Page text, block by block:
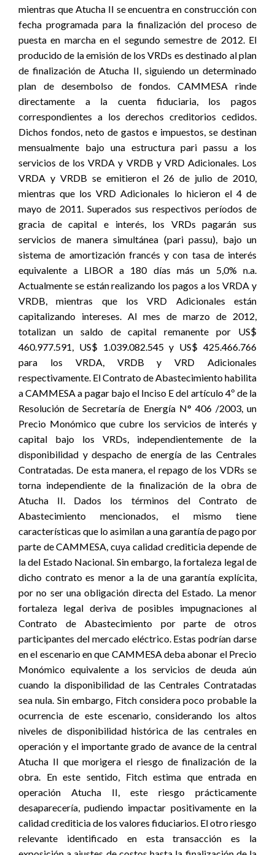
mientras que Atucha II se encuentra en construcción con
fecha programada para la finalización del proceso de
puesta en marcha en el segundo semestre de 2012. El
producido de la emisión de los VRDs es destinado al plan
de finalización de Atucha II, siguiendo un determinado
plan de desembolso de fondos. CAMMESA rinde
directamente a la cuenta fiduciaria, los pagos
correspondientes a los derechos creditorios cedidos.
Dichos fondos, neto de gastos e impuestos, se destinan
mensualmente bajo una estructura pari passu a los
servicios de los VRDA y VRDB y VRD Adicionales. Los
VRDA y VRDB se emitieron el 26 de julio de 2010,
mientras que los VRD Adicionales lo hicieron el 4 de
mayo de 2011. Superados sus respectivos períodos de
gracia de capital e interés, los VRDs pagarán sus
servicios de manera simultánea (pari passu), bajo un
sistema de amortización francés y con tasa de interés
equivalente a LIBOR a 180 días más un 5,0% n.a.
Actualmente se están realizando los pagos a los VRDA y
VRDB, mientras que los VRD Adicionales están
capitalizando intereses. Al mes de marzo de 2012,
totalizan un saldo de capital remanente por US$
460.977.591, US$ 1.039.082.545 y US$ 425.466.766
para los VRDA, VRDB y VRD Adicionales
respectivamente. El Contrato de Abastecimiento habilita
a CAMMESA a pagar bajo el Inciso E del artículo 4º de la
Resolución de Secretaría de Energía N° 406 /2003, un
Precio Monómico que cubre los servicios de interés y
capital bajo los VRDs, independientemente de la
disponibilidad y despacho de energía de las Centrales
Contratadas. De esta manera, el repago de los VDRs se
torna independiente de la finalización de la obra de
Atucha II. Dados los términos del Contrato de
Abastecimiento mencionados, el mismo tiene
características que lo asimilan a una garantía de pago por
parte de CAMMESA, cuya calidad crediticia depende de
la del Estado Nacional. Sin embargo, la fortaleza legal de
dicho contrato es menor a la de una garantía explícita,
por no ser una obligación directa del Estado. La menor
fortaleza legal deriva de posibles impugnaciones al
Contrato de Abastecimiento por parte de otros
participantes del mercado eléctrico. Estas podrían darse
en el escenario en que CAMMESA deba abonar el Precio
Monómico equivalente a los servicios de deuda aún
cuando la disponibilidad de las Centrales Contratadas
sea nula. Sin embargo, Fitch considera poco probable la
ocurrencia de este escenario, considerando los altos
niveles de disponibilidad histórica de las centrales en
operación y el importante grado de avance de la central
Atucha II que morigera el riesgo de finalización de la
obra. En este sentido, Fitch estima que entrada en
operación Atucha II, este riesgo prácticamente
desaparecería, pudiendo impactar positivamente en la
calidad crediticia de los valores fiduciarios. El otro riesgo
relevante identificado en esta transacción es la